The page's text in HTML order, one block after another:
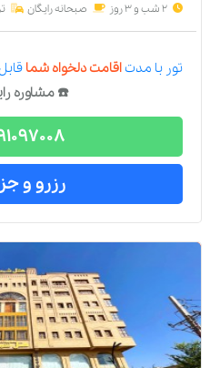
2 شب و 3 روز صبحانه رایگان
تور با مدتاقامت دلخواه شما
☎️ مشاوره
رزرو و